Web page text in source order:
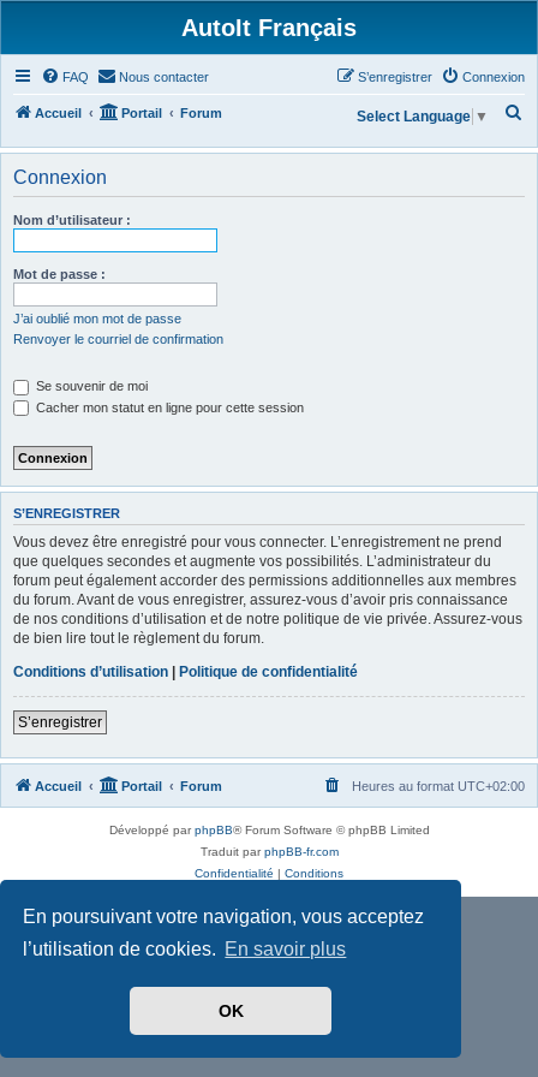
En poursuivant votre navigation, vous acceptez
l’utilisation de cookies. En savoir plus
OK
AutoIt Français
FAQ Nous contacter Connexion
S’enregistrer
Accueil Portail Forum
h
Select Language ▼
Connexion
Nom d’utilisateur :
Mot de passe :
J’ai oublié mon mot de passe
Renvoyer le courriel de confirmation
Se souvenir de moi
Cacher mon statut en ligne pour cette session
S’ENREGISTRER
Vous devez être enregistré pour vous connecter. L’enregistrement ne prend
que quelques secondes et augmente vos possibilités. L’administrateur du
forum peut également accorder des permissions additionnelles aux membres
du forum. Avant de vous enregistrer, assurez-vous d’avoir pris connaissance
de nos conditions d’utilisation et de notre politique de vie privée. Assurez-vous
de bien lire tout le règlement du forum.
Conditions d’utilisation | Politique de confidentialité
S’enregistrer
Accueil Portail Forum Heures au format UTC+02:00
Développé parphpBB® Forum Software © phpBB Limited
Traduit parphpBB-fr.com
Confidentialité | Conditions